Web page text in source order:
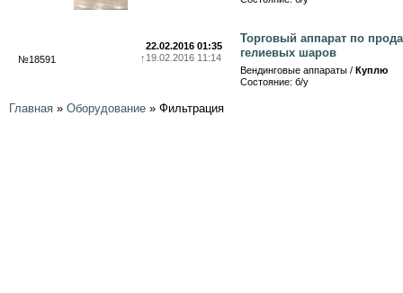
№18591
22.02.2016 01:35
↑ 19.02.2016 11:14
Торговый аппарат по
гелиевых шаров
Вендинговые аппараты / Куплю
Состояние: б/у
Главная » Оборудование » Фильтрация